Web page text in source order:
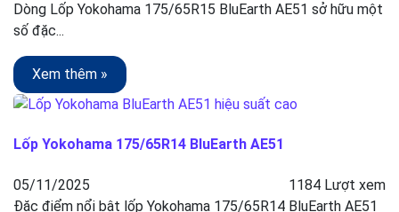
Dòng Lốp Yokohama 175/65R15 BluEarth AE51 sở hữu một
số đặc...
Xem thêm »
Lốp Yokohama 175/65R14 BluEarth AE51
05/11/2025
1184 Lượt xem
Đặc điểm nổi bật lốp Yokohama 175/65R14 BluEarth AE51